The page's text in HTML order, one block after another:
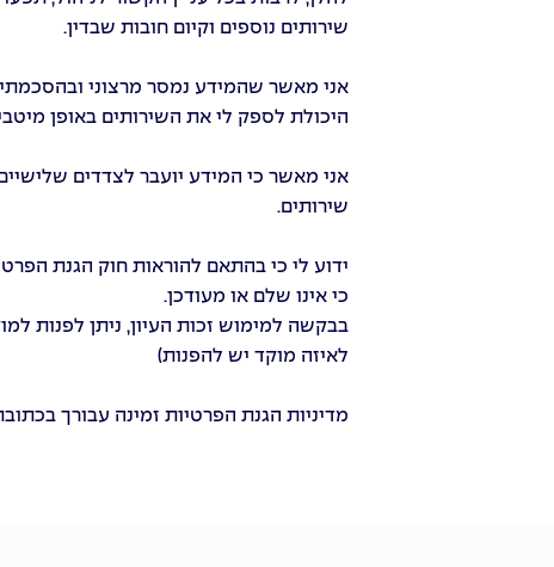
שירותים נוספים וקיום חובות שבדין.
אני מאשר שהמידע נמסר מרצוני
היכולת לספק לי את השירותים באופן
אני מאשר כי המידע יועבר לצדדים
שירותים.
כי אינו שלם או מעודכן.
בבקשה למימוש זכות העיון, ניתן לפנות למוקד קשרי
לאיזה מוקד יש להפנות)
מדיניות הגנת הפרטיות זמינה עבורך